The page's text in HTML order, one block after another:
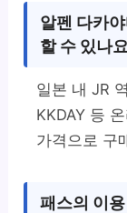
알펜 다카
할 수 있나
일본 내 JR
KKDAY 등
가격으로 구
패스의 이